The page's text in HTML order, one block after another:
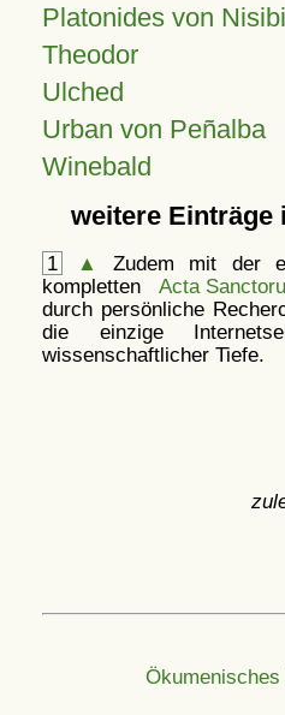
Platonides von
Theodor
Ulched
Urban von Peñalba
Winebald
weitere Einträge
1 ▲
Zudem mit der
kompletten Acta
durch persönliche
die einzige
wissenschaftlicher Tiefe.